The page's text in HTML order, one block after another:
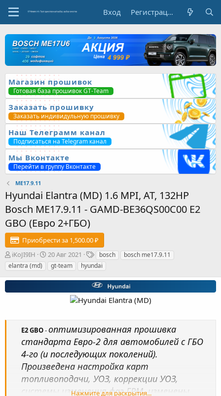
Вход Регистрация
Магазин прошивок
Готовая база прошивок GT-Team
Заказать прошивку
Заказать индивидульную прошивку
Наш Телеграмм канал
Подписаться на Telegram канал
Мы Вконтакте
Перейти в группу Вконтакте
ME17.9.11
Hyundai Elantra (MD) 1.6 MPI, AT, 132HP
Bosch ME17.9.11 - GAMD-BE36QS00C00 E2
GBO (Евро 2+ГБО)
Приобрести за 1,500.00 ₽
А
в
т
о
iKoJI9IH
Д
а
т
а
н
и
я
20 Авг 2021
Т
е
г
и
bosch
bosch me17.9.11
elantra (md)
gt-team hyundai
E2 GBO- оптимизированная прошивка
стандарта Евро-2 для автомобилей с ГБО
4-го (и последующих поколений).
Произведена настройка карт
топливоподачи, УОЗ, коррекции УОЗ,
системы изменения фаз ГРМ, изменены
Нажмите для раскрытия...